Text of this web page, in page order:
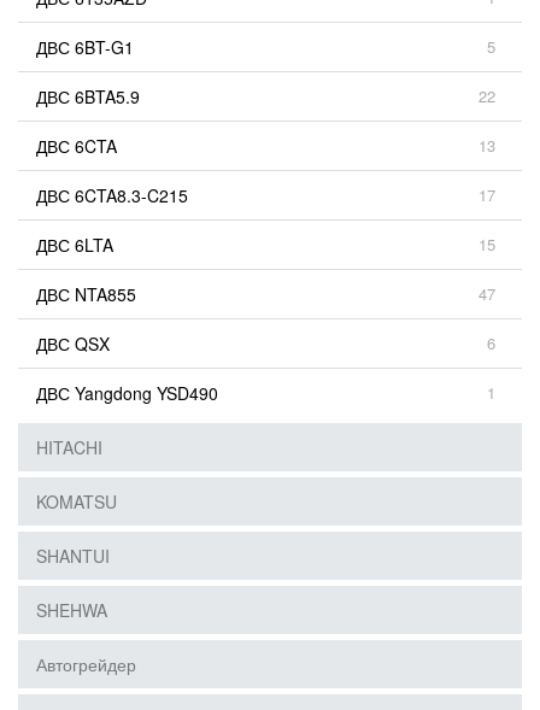
ДВС 6BT-G1 5
ДВС 6BTA5.9 22
ДВС 6CTA 13
ДВС 6CTA8.3-C215 17
ДВС 6LTA 15
ДВС NTA855 47
ДВС QSX 6
ДВС Yangdong YSD490 1
HITACHI
KOMATSU
SHANTUI
SHEHWA
Автогрейдер